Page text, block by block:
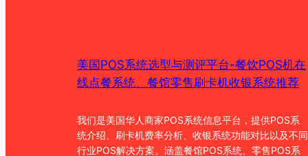
美国POS系统选型与测评平台-餐饮POS机在
线点餐系统、餐馆零售刷卡机收银系统推荐
我们是美国华人商家POS系统信息平台，提供POS系
统介绍、刷卡机费率分析、收银系统功能对比以及不同
行业POS解决方案。涵盖餐馆POS系统、零售POS系